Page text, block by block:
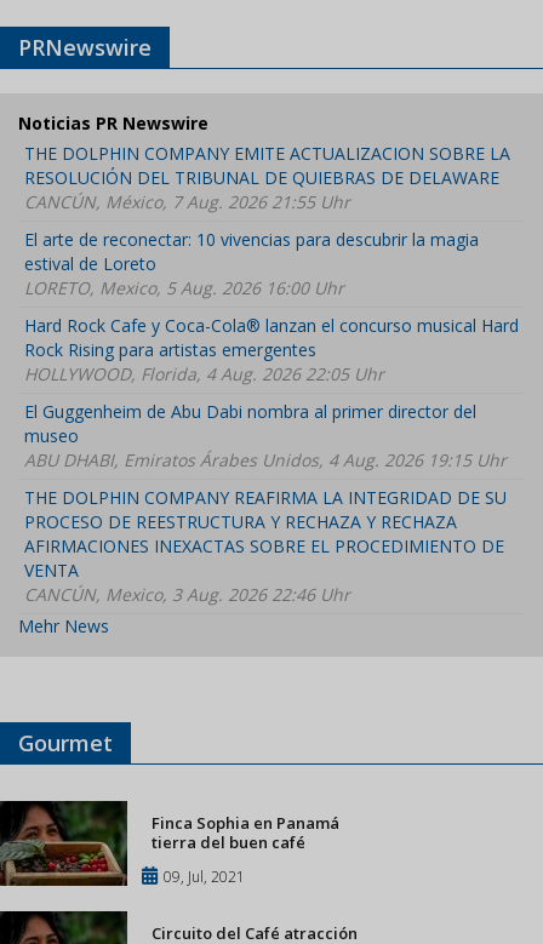
PRNewswire
Noticias PR Newswire
THE DOLPHIN COMPANY EMITE ACTUALIZACION SOBRE LA
RESOLUCIÓN DEL TRIBUNAL DE QUIEBRAS DE DELAWARE
CANCÚN, México, 7 Aug. 2026 21:55 Uhr
El arte de reconectar: 10 vivencias para descubrir la magia
estival de Loreto
LORETO, Mexico, 5 Aug. 2026 16:00 Uhr
Hard Rock Cafe y Coca-Cola® lanzan el concurso musical Hard
Rock Rising para artistas emergentes
HOLLYWOOD, Florida, 4 Aug. 2026 22:05 Uhr
El Guggenheim de Abu Dabi nombra al primer director del
museo
ABU DHABI, Emiratos Árabes Unidos, 4 Aug. 2026 19:15 Uhr
THE DOLPHIN COMPANY REAFIRMA LA INTEGRIDAD DE SU
PROCESO DE REESTRUCTURA Y RECHAZA Y RECHAZA
AFIRMACIONES INEXACTAS SOBRE EL PROCEDIMIENTO DE
VENTA
CANCÚN, Mexico, 3 Aug. 2026 22:46 Uhr
Mehr News
Gourmet
Finca Sophia en Panamá
tierra del buen café
09, Jul, 2021
Circuito del Café atracción